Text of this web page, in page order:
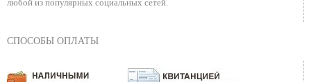
любой из популярных социальных сетей.
СПОСОБЫ ОПЛАТЫ